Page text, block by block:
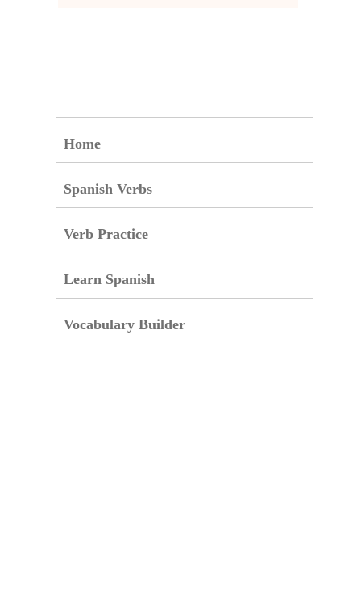
Home
Spanish Verbs
Verb Practice
Learn Spanish
Vocabulary Builder